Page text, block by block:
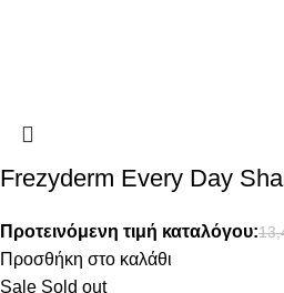
Frezyderm Every Day
Προτεινόμενη τιμή καταλόγου:
Προσθήκη στο καλάθι
Sale Sold out